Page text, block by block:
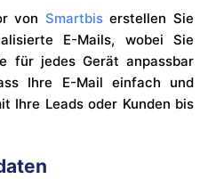
von Smartbiserstellen Sie
E-Mails, wobei Sie
für jedes Gerät anpassbar
Ihre E-Mail einfach und
Ihre Leads oder Kunden bis